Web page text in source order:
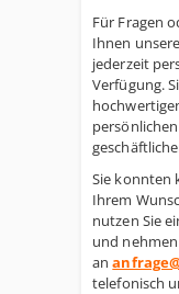
Für Fragen
Ihnen
jederzeit
Verfügung.
Sie konnten
Ihrem
nutzen Sie
und
an
telefonisch